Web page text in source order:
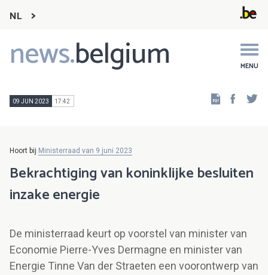
NL
news.belgium MENU
Main
navigation
09 JUN 2023 17:42
Hoort bij Ministerraad van 9 juni 2023
Bekrachtiging van koninklijke besluiten
inzake energie
De ministerraad keurt op voorstel van minister van
Economie Pierre-Yves Dermagne en minister van
Energie Tinne Van der Straeten een voorontwerp van